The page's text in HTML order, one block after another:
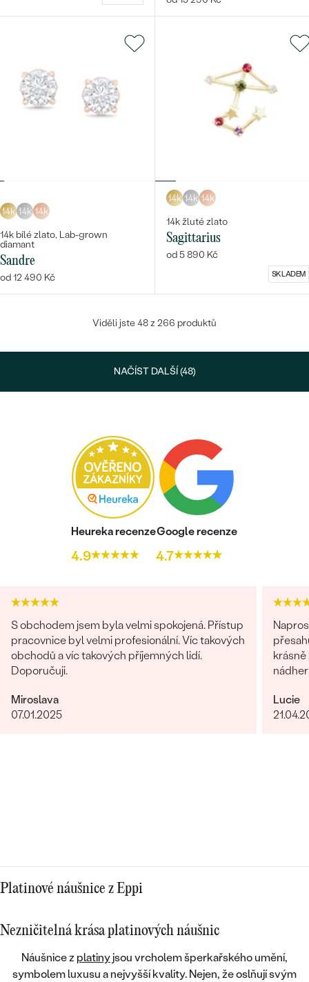
14k 14k 14k
14k bílé zlato, Lab-grown
diamant
Sandre
od 12 490 Kč
14k 14k 14k
14k žluté zlato
Sagittarius
od 5 890 Kč
SKLADEM
Viděli jste 48 z 266 produktů
NAČÍST DALŠÍ (48)
Heureka recenze
4.9
Google recenze
4.7
S obchodem jsem byla velmi spokojená. Přístup
pracovnice byl velmi profesionální. Víc takových
obchodů a víc takových příjemných lidí.
Doporučuji.
Miroslava
07.01.2025
krásně
Lucie
Platinové náušnice z Eppi
Nezničitelná krása platinových náušnic
Náušnice z platinyjsou vrcholem šperkařského umění,
symbolem luxusu a nejvyšší kvality. Nejen, že oslňují svým